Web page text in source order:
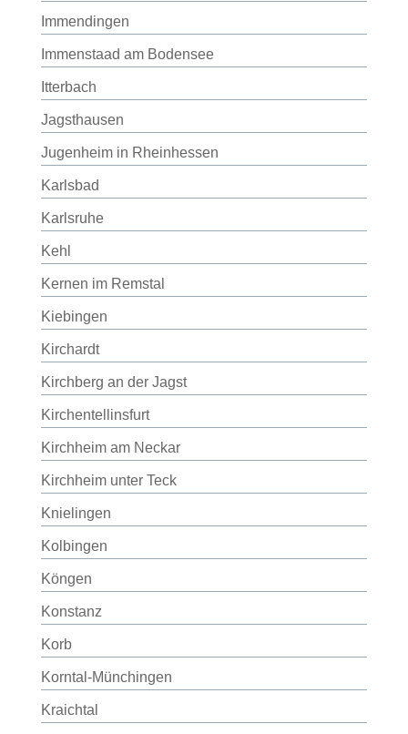
Immendingen
Immenstaad am Bodensee
Itterbach
Jagsthausen
Jugenheim in Rheinhessen
Karlsbad
Karlsruhe
Kehl
Kernen im Remstal
Kiebingen
Kirchardt
Kirchberg an der Jagst
Kirchentellinsfurt
Kirchheim am Neckar
Kirchheim unter Teck
Knielingen
Kolbingen
Köngen
Konstanz
Korb
Korntal-Münchingen
Kraichtal